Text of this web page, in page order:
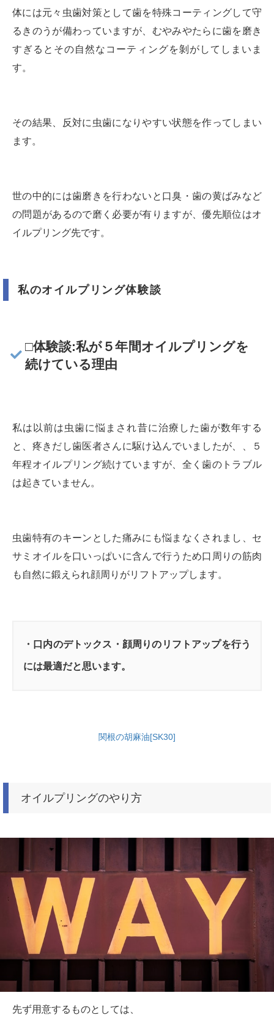
体には元々虫歯対策として歯を特殊コーティングして守
るきのうが備わっていますが、むやみやたらに歯を磨き
すぎるとその自然なコーティングを剝がしてしまいま
す。
その結果、反対に虫歯になりやすい状態を作ってしまい
ます。
世の中的には歯磨きを行わないと口臭・歯の黄ばみなど
の問題があるので磨く必要が有りますが、優先順位はオ
イルプリング先です。
私のオイルプリング体験談
□体験談:私が５年間オイルプリングを
続けている理由
私は以前は虫歯に悩まされ昔に治療した歯が数年する
と、疼きだし歯医者さんに駆け込んでいましたが、、５
年程オイルプリング続けていますが、全く歯のトラブル
は起きていません。
虫歯特有のキーンとした痛みにも悩まなくされまし、セ
サミオイルを口いっぱいに含んで行うため口周りの筋肉
も自然に鍛えられ顔周りがリフトアップします。
・口内のデトックス・顔周りのリフトアップを行う
には最適だと思います。
関根の胡麻油[SK30]
オイルプリングのやり方
先ず用意するものとしては、